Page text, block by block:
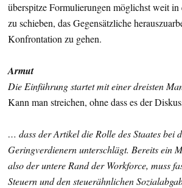
überspitze Formulierungen möglichst weit in
zu schieben, das Gegensätzliche
Konfrontation zu gehen.
Armut
Die Einführung startet mit einer dreisten
Kann man streichen, ohne dass es der
… dass der Artikel die Rolle des Staates bei
Geringverdienern unterschlägt. Bereits ein
also der untere Rand der Workforce, muss
Steuern und den steuerähnlichen